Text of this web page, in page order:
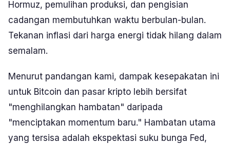
Hormuz, pemulihan produksi, dan pengisian
cadangan membutuhkan waktu berbulan-bulan.
Tekanan inflasi dari harga energi tidak hilang dalam
semalam.
Menurut pandangan kami, dampak kesepakatan ini
untuk Bitcoin dan pasar kripto lebih bersifat
"menghilangkan hambatan" daripada
"menciptakan momentum baru." Hambatan utama
yang tersisa adalah ekspektasi suku bunga Fed,